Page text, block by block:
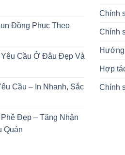
Đồng Phục Theo
Yêu Cầu Ở Đâu Đẹp Và
Cầu – In Nhanh, Sắc
Đẹp – Tăng Nhận
Quán
Chính
Chính
Hợp
Chính